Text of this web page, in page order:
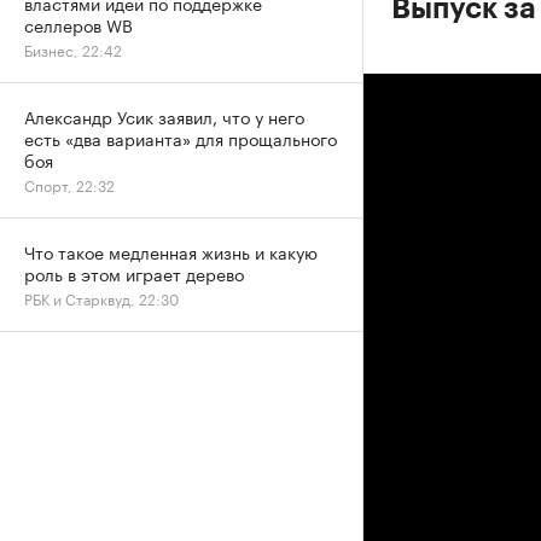
Выпуск
селлеров WB
Бизнес, 22:42
Александр Усик заявил, что у него
есть «два варианта» для прощального
боя
Спорт, 22:32
Что такое медленная жизнь и какую
роль в этом играет дерево
РБК и Старквуд, 22:30